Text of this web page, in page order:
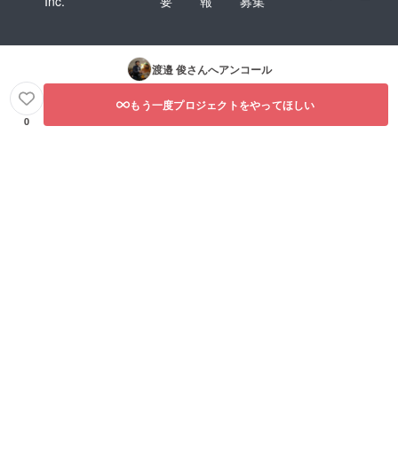
渡邉 俊さんへアンコール
0
もう一度プロジェクトをやってほしい